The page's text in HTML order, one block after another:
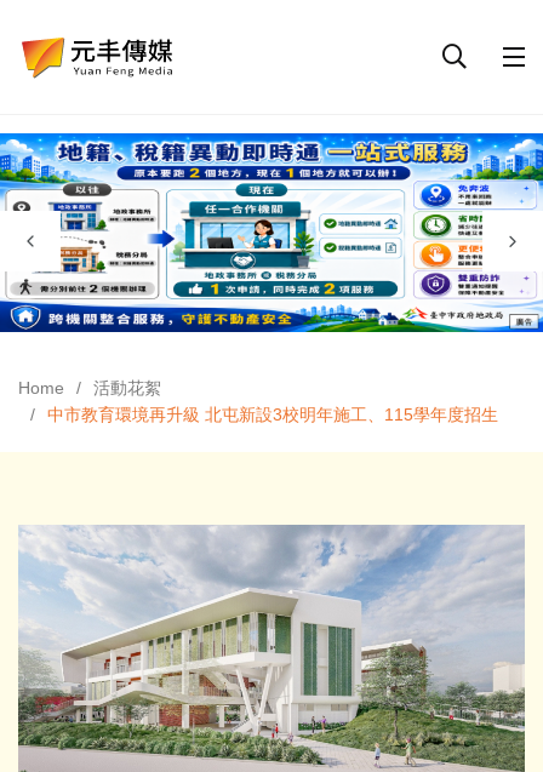
Home
活動花絮
中市教育環境再升級 北屯新設3校明年施工、115學年度招生